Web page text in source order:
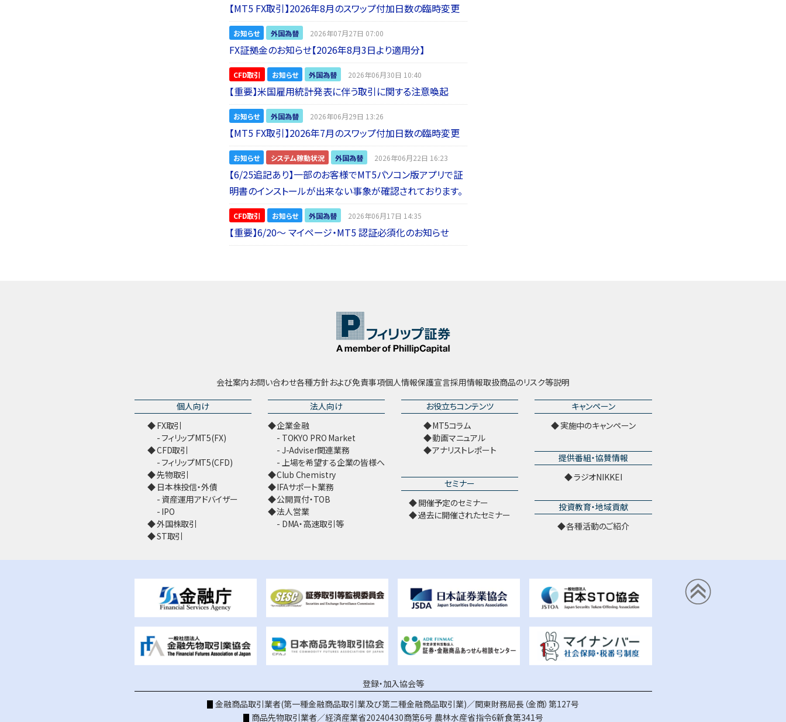
【MT5 FX取引】2026年8月のスワップ付加日数の臨時変更
お知らせ 外国為替 2026年07月27日 07:00
FX証拠金のお知らせ【2026年8月3日より適用分】
CFD取引 お知らせ 外国為替 2026年06月30日 10:40
【重要】米国雇用統計発表に伴う取引に関する注意喚起
お知らせ 外国為替 2026年06月29日 13:26
【MT5 FX取引】2026年7月のスワップ付加日数の臨時変更
お知らせ システム稼動状況 外国為替 2026年06月22日 16:23
【6/25追記あり】一部のお客様でMT5パソコン版アプリで証
明書のインストールが出来ない事象が確認されております。
CFD取引 お知らせ 外国為替 2026年06月17日 14:35
【重要】6/20～ マイページ・MT5 認証必須化のお知らせ
会社案内お問い合わせ各種方針および免責事項個人情報保護宣言採用情報取扱商品のリスク等説明
個人向け
FX取引
フィリップMT5(FX)
CFD取引
フィリップMT5(CFD)
先物取引
日本株投信・外債
資産運用アドバイザー
IPO
外国株取引
ST取引
法人向け
企業金融
TOKYO PRO Market
J-Adviser関連業務
上場を希望する企業の皆様へ
Club Chemistry
IFAサポート業務
公開買付・TOB
法人営業
DMA・高速取引等
お役立ちコンテンツ
MT5コラム
動画マニュアル
アナリストレポート
セミナー
開催予定のセミナー
過去に開催されたセミナー
キャンペーン
実施中のキャンペーン
提供番組・協賛情報
ラジオNIKKEI
投資教育・地域貢献
各種活動のご紹介
登録・加入協会等
金融商品取引業者(第一種金融商品取引業及び第二種金融商品取引業)／関東財務局長（金商）第127号
商品先物取引業者／経済産業省20240430商第6号 農林水産省指令6新食第341号